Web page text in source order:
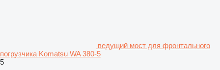
ведущий мост для фронтального
погрузчика Komatsu WA 380-5
5